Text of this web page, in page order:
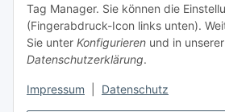
Tag Manager. Sie können die
(Fingerabdruck-Icon links unten).
Sie unter Konfigurieren und in unserer
Datenschutzerklärung.
Impressum Datenschutz